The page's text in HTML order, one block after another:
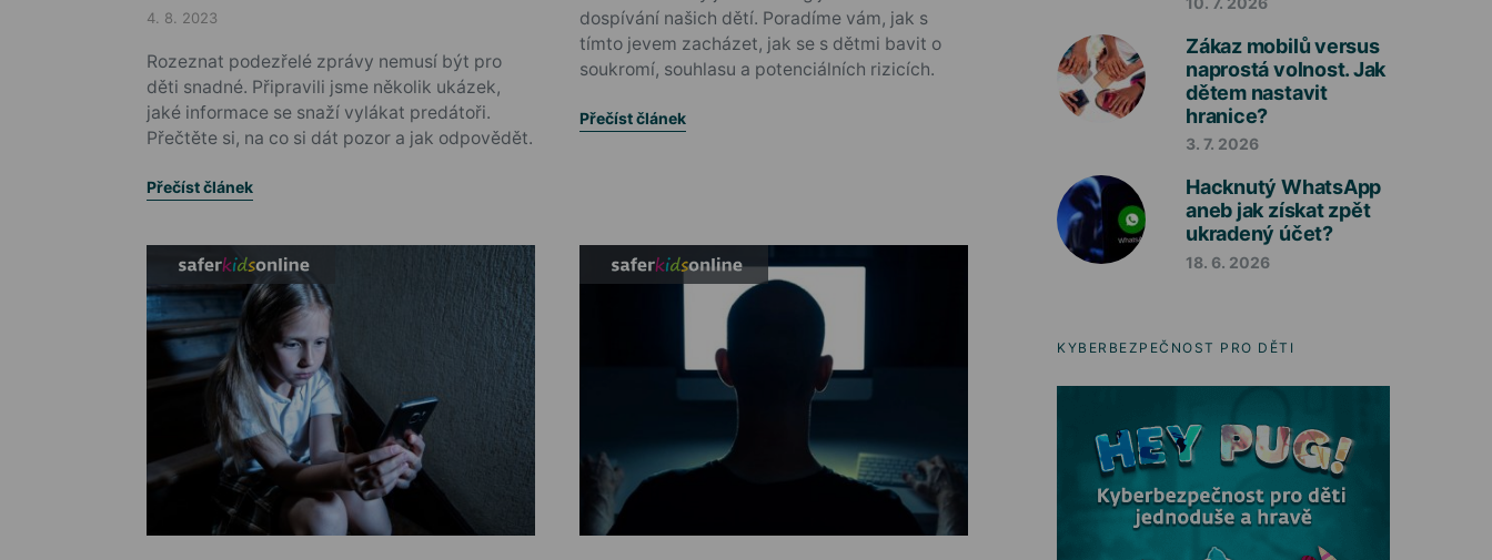
Posted on
4. 8. 2023
Rozeznat podezřelé zprávy nemusí být pro
děti snadné. Připravili jsme několik ukázek,
jaké informace se snaží vylákat predátoři.
Přečtěte si, na co si dát pozor a jak odpovědět.
Přečíst článek
dospívání našich dětí. Poradíme vám, jak s
tímto jevem zacházet, jak se s dětmi bavit o
soukromí, souhlasu a potenciálních rizicích.
Přečíst článek
Zákaz mobilů versus
naprostá volnost. Jak
dětem nastavit
hranice?
3. 7. 2026
Hacknutý WhatsApp
aneb jak získat zpět
ukradený účet?
18. 6. 2026
KYBERBEZPEČNOST PRO DĚTI